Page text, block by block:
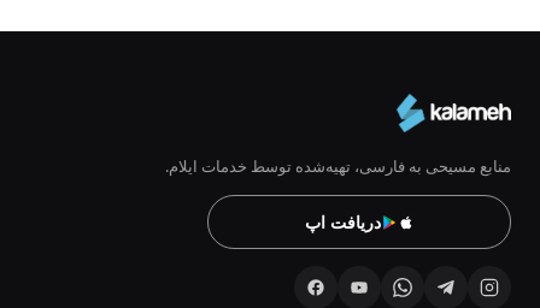
منابع مسیحی به فارسی، تهیه‌شده توسط خدمات ایلام.
دریافت اپ